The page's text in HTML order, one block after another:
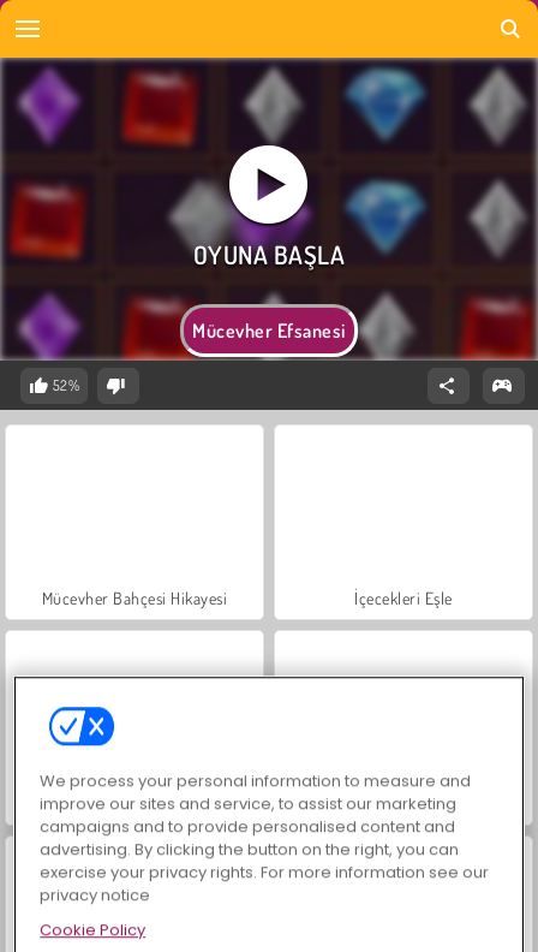
Mücevher Efsanesi
52%
Mücevher Bahçesi Hikayesi İçecekleri Eşle
Büyük Mahjong Eşleme Jewel Pets Match
We process your personal information to measure and
improve our sites and service, to assist our marketing
campaigns and to provide personalised content and
advertising. By clicking the button on the right, you can
exercise your privacy rights. For more information see our
privacy notice
Cookie Policy